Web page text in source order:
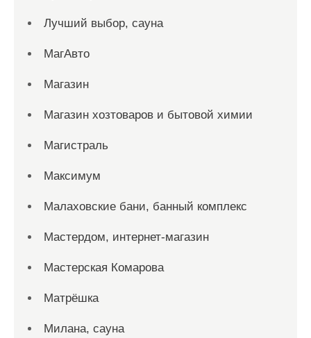
Лучший выбор, сауна
МагАвто
Магазин
Магазин хозтоваров и бытовой химии
Магистраль
Максимум
Малаховские бани, банный комплекс
Мастердом, интернет-магазин
Мастерская Комарова
Матрёшка
Милана, сауна